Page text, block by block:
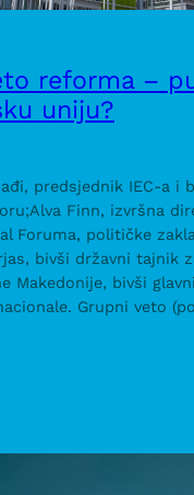
reforma –
uniju?
predsjednik IEC-a i
Finn, izvršna
Foruma, političke
bivši državni tajnik
Makedonije, bivši
Grupni veto